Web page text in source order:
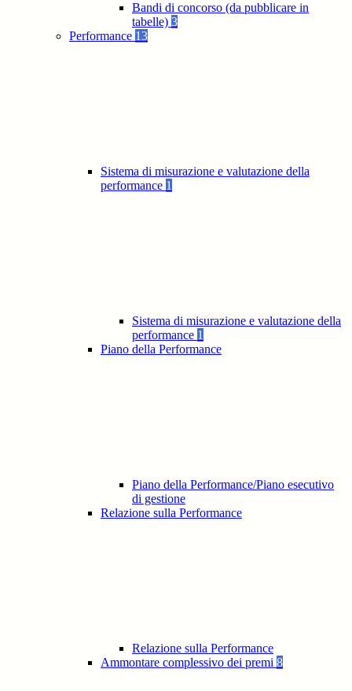
Bandi di concorso (da pubblicare in
tabelle) 3
Performance 13
Sistema di misurazione e valutazione della
performance 1
Sistema di misurazione e valutazione della
performance 1
Piano della Performance
Piano della Performance/Piano esecutivo
di gestione
Relazione sulla Performance
Relazione sulla Performance
Ammontare complessivo dei premi 8